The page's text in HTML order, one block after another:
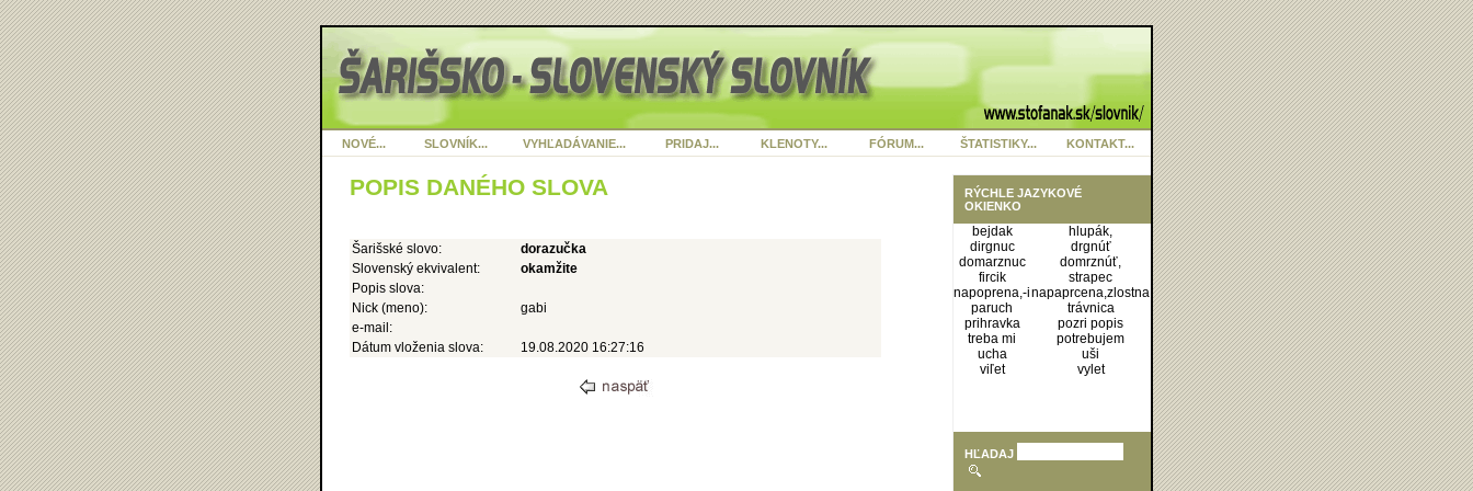
NOVÉ... SLOVNÍK... VYHĽADÁVANIE... PRIDAJ... KLENOTY... FÓRUM... ŠTATISTIKY... KONTAKT...
RÝCHLE JAZYKOVÉ
OKIENKO
bejdak
hlupák,
dirgnuc
drgnúť
domarznuc
domrznúť,
fircik
strapec
napoprena,-inapaprcena,zlostna
paruch
trávnica
prihravka
pozri popis
treba mi
potrebujem
ucha
uši
viľet
vylet
HĽADAJ
POPIS DANÉHO SLOVA
Šarišské slovo:
dorazučka
Slovenský ekvivalent:
okamžite
Popis slova:
Nick (meno):
gabi
e-mail:
Dátum vloženia slova:
19.08.2020 16:27:16